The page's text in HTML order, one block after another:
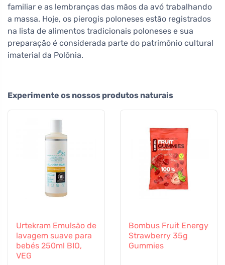
familiar e as lembranças das mãos da avó trabalhando
a massa. Hoje, os pierogis poloneses estão registrados
na lista de alimentos tradicionais poloneses e sua
preparação é considerada parte do patrimônio cultural
imaterial da Polônia.
Experimente os nossos produtos naturais
Urtekram Emulsão de
lavagem suave para
bebés 250ml BIO,
VEG
Bombus Fruit Energy
Strawberry 35g
Gummies